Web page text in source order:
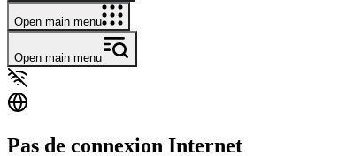
Open main menu
Open main menu
Pas de connexion Internet